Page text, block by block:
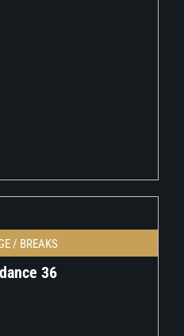
/ BREAKS
36